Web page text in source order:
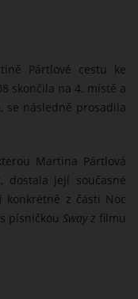
Pártlové cestu ke
skončila na 4. místě a
se následně prosadila
Martina Pártlová
dostala její současné
konkrétně z části Noc
písničkou Sway z filmu